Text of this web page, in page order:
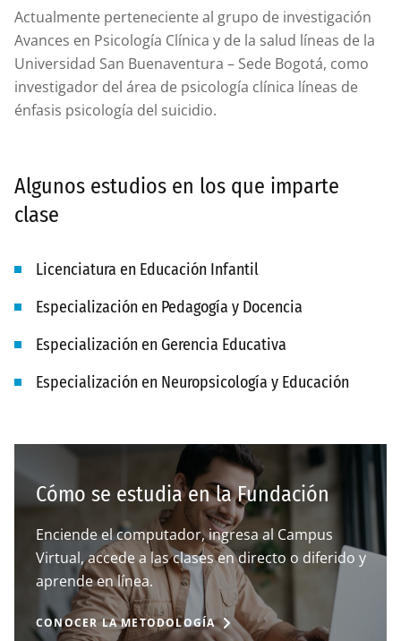
Actualmente perteneciente al grupo de investigación
Avances en Psicología Clínica y de la salud líneas de la
Universidad San Buenaventura – Sede Bogotá, como
investigador del área de psicología clínica líneas de
énfasis psicología del suicidio.
Algunos estudios en los que imparte
clase
Licenciatura en Educación Infantil
Especialización en Pedagogía y Docencia
Especialización en Gerencia Educativa
Especialización en Neuropsicología y Educación
Cómo se estudia en la Fundación
Enciende el computador, ingresa al Campus
Virtual, accede a las clases en directo o diferido y
aprende en línea.
CONOCER LA METODOLOGÍA